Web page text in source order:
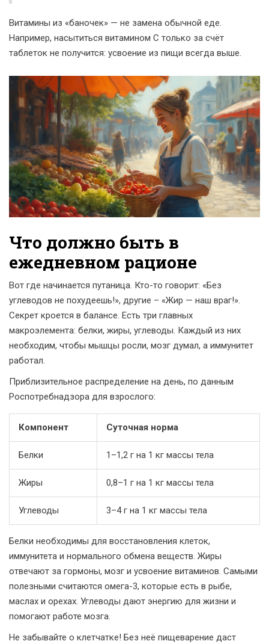
Витамины из «баночек» — не замена обычной еде.
Например, насытиться витамином C только за счёт
таблеток не получится: усвоение из пищи всегда выше.
Что должно быть в
ежедневном рационе
Вот где начинается путаница. Кто-то говорит: «Без
углеводов не похудеешь!», другие – «Жир — наш враг!».
Секрет кроется в балансе. Есть три главных
макроэлемента: белки, жиры, углеводы. Каждый из них
необходим, чтобы мышцы росли, мозг думал, а иммунитет
работал.
Приблизительное распределение на день, по данным
Роспотребнадзора для взрослого:
Компонент Суточная норма
Белки 1–1,2 г на 1 кг массы тела
Жиры 0,8–1 г на 1 кг массы тела
Углеводы 3–4 г на 1 кг массы тела
Белки необходимы для восстановления клеток,
иммунитета и нормального обмена веществ. Жиры
отвечают за гормоны, мозг и усвоение витаминов. Самыми
полезными считаются омега-3, которые есть в рыбе,
маслах и орехах. Углеводы дают энергию для жизни и
помогают работе мозга.
Не забывайте о клетчатке! Без неё пищеварение даст